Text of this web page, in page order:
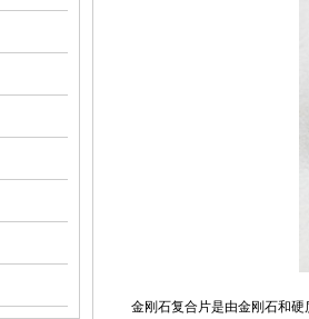
金刚石复合片是由金刚石和